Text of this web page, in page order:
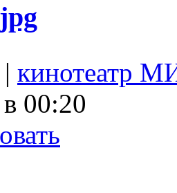
| кинотеатр
00:20